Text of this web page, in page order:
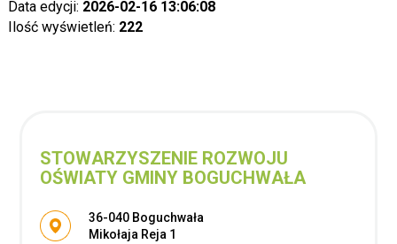
Data edycji: 2026-02-16 13:06:08
Ilość wyświetleń: 222
STOWARZYSZENIE ROZWOJU
OŚWIATY GMINY BOGUCHWAŁA
Adres pocztowy:
36-040 Boguchwała
Mikołaja Reja 1